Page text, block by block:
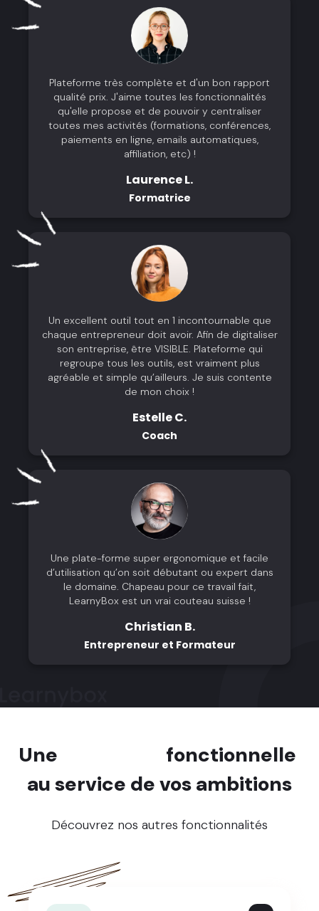
Plateforme très complète et d'un bon rapport
qualité prix. J'aime toutes les fonctionnalités
qu'elle propose et de pouvoir y centraliser
toutes mes activités (formations, conférences,
paiements en ligne, emails automatiques,
affiliation, etc) !
Laurence L.
Formatrice
Un excellent outil tout en 1 incontournable que
chaque entrepreneur doit avoir. Afin de digitaliser
son entreprise, être VISIBLE. Plateforme qui
regroupe tous les outils, est vraiment plus
agréable et simple qu’ailleurs. Je suis contente
de mon choix !
Estelle C.
Coach
Une plate-forme super ergonomique et facile
d’utilisation qu’on soit débutant ou expert dans
le domaine. Chapeau pour ce travail fait,
LearnyBox est un vrai couteau suisse !
Christian B.
Entrepreneur et Formateur
Une
fonctionnelle
au service de vos ambitions
Découvrez nos autres fonctionnalités